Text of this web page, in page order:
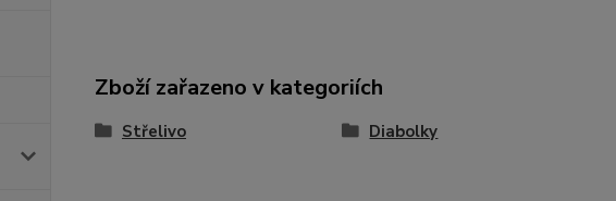
Zboží zařazeno v kategoriích
Střelivo Diabolky